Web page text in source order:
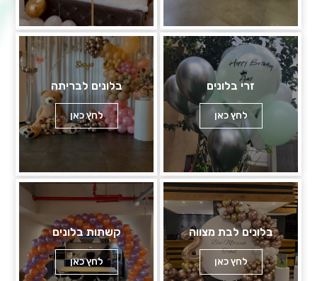
זרי בלונים
לחץ כאן
בלונים לבריתה
לחץ כאן
בלונים לבת מצווה
לחץ כאן
קשתות בלונים
לחץ כאן